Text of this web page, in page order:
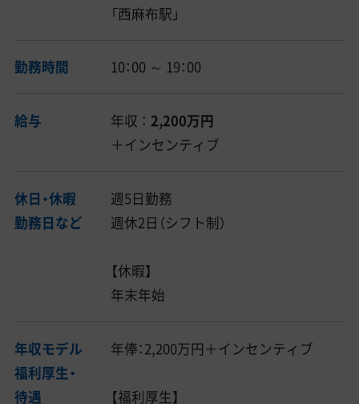
「西麻布駅」
勤務時間 10：00 ～ 19：00
給与 年収 ： 2,200万円
＋インセンティブ
休日・休暇
勤務日など
週5日勤務
週休2日（シフト制）
【休暇】
年末年始
年収モデル
福利厚生・
待遇
年俸：2,200万円＋インセンティブ
【福利厚生】